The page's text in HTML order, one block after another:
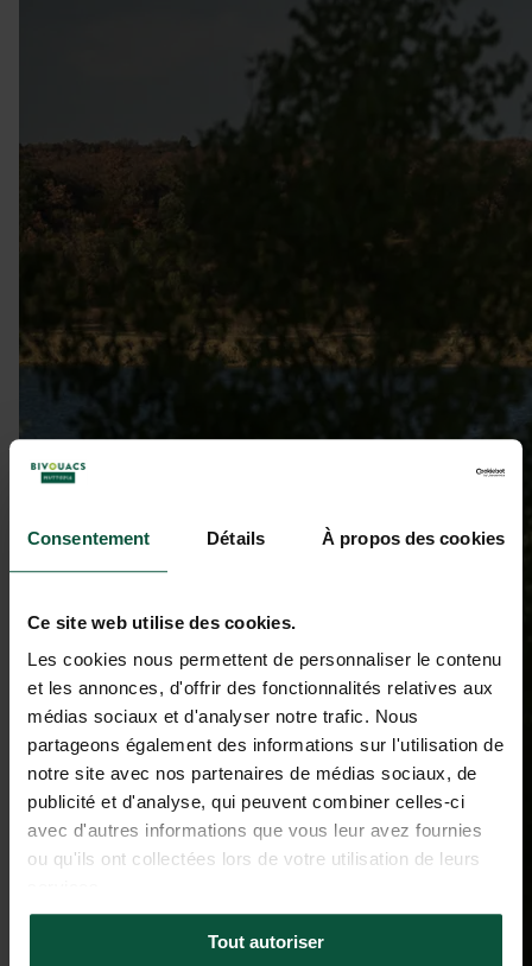
Consentement Détails À propos des cookies
Ce site web utilise des cookies.
Les cookies nous permettent de personnaliser le contenu
et les annonces, d'offrir des fonctionnalités relatives aux
médias sociaux et d'analyser notre trafic. Nous
partageons également des informations sur l'utilisation de
notre site avec nos partenaires de médias sociaux, de
publicité et d'analyse, qui peuvent combiner celles-ci
avec d'autres informations que vous leur avez fournies
ou qu'ils ont collectées lors de votre utilisation de leurs
Tout autoriser